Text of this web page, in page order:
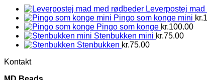
Leverpostej
Pingo som konge mini kr.
Pingo som konge kr.100.00
Stenbukken mini kr.75.00
Stenbukken kr.75.00
Kontakt